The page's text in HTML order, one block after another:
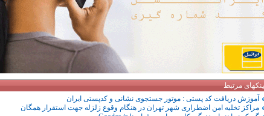
مرتبط
آموزش دریافت کد پستی : موتور جستجوی نشانی و کدپستی ایران
مراکز تخلیه امن اضطراری شهر تهران در هنگام وقوع زلزله جهت استقرار همگان